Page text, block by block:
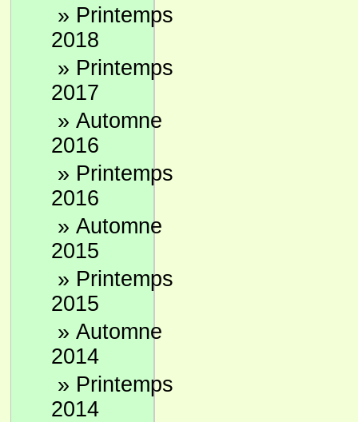
» Printemps
2018
» Printemps
2017
» Automne
2016
» Printemps
2016
» Automne
2015
» Printemps
2015
» Automne
2014
» Printemps
2014